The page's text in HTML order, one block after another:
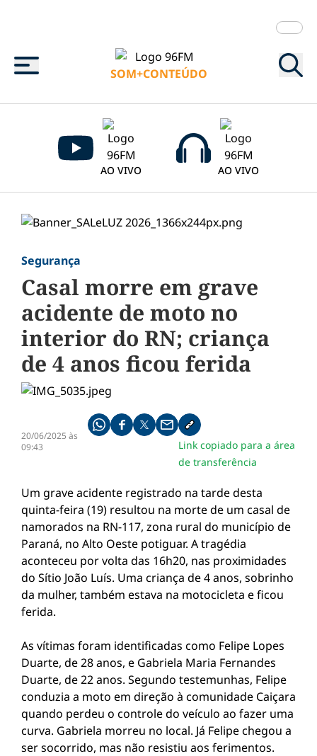
Menu
SOM+CONTEÚDO
AO VIVO AO VIVO
Segurança
Casal morre em grave
acidente de moto no
interior do RN; criança
de 4 anos ficou ferida
20/06/2025 às
09:43
Compartilhe pelo whatsapp
Compartilhar no facebook
Compartilhar no twitter
Compartilhe pelo email
Copiar link da notícia
Link copiado para a área
de transferência
Um grave acidente registrado na tarde desta
quinta-feira (19) resultou na morte de um casal de
namorados na RN-117, zona rural do município de
Paraná, no Alto Oeste potiguar. A tragédia
aconteceu por volta das 16h20, nas proximidades
do Sítio João Luís. Uma criança de 4 anos, sobrinho
da mulher, também estava na motocicleta e ficou
ferida.
As vítimas foram identificadas como Felipe Lopes
Duarte, de 28 anos, e Gabriela Maria Fernandes
Duarte, de 22 anos. Segundo testemunhas, Felipe
conduzia a moto em direção à comunidade Caiçara
quando perdeu o controle do veículo ao fazer uma
curva. Gabriela morreu no local. Já Felipe chegou a
ser socorrido, mas não resistiu aos ferimentos.